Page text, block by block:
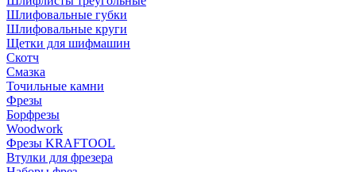
Шлифовальные губки
Шлифовальные круги
Щетки для шифмашин
Скотч
Смазка
Точильные камни
Фрезы
Борфрезы
Woodwork
Фрезы KRAFTOOL
Втулки для фрезера